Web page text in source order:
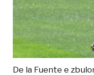
De la Fuente e